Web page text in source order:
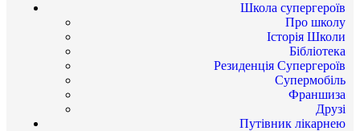
Школа супергероїв
Про школу
Історія Школи
Бібліотека
Резиденція Супергероїв
Супермобіль
Франшиза
Друзі
Путівник лікарнею